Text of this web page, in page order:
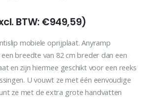
BTW: €949,59)
mobiele oprijplaat. Anyramp
breedte van 82 cm breder dan een
en zijn hiermee geschikt voor een reeks
U vouwt ze met één eenvoudige
ze met de extra grote handvatten